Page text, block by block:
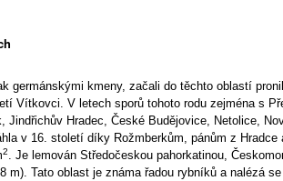
germánskými kmeny, začali do těchto oblastí
Vítkovci. V letech sporů tohoto rodu zejména s
Hradec, České Budějovice, Netolice,
v 16. století díky Rožmberkům, pánům z Hradce
2. Je lemován Středočeskou pahorkatinou,
m). Tato oblast je známa řadou rybníků a nalézá